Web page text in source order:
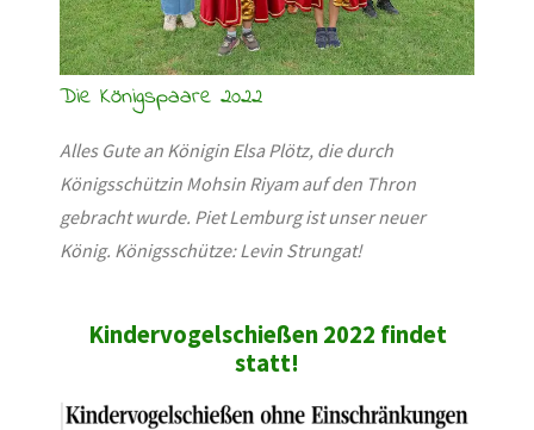
Die Königspaare 2022
Alles Gute an Königin Elsa Plötz, die durch
Königsschützin Mohsin Riyam auf den Thron
gebracht wurde. Piet Lemburg ist unser neuer
König. Königsschütze: Levin Strungat!
Kindervogelschießen 2022 findet
statt!